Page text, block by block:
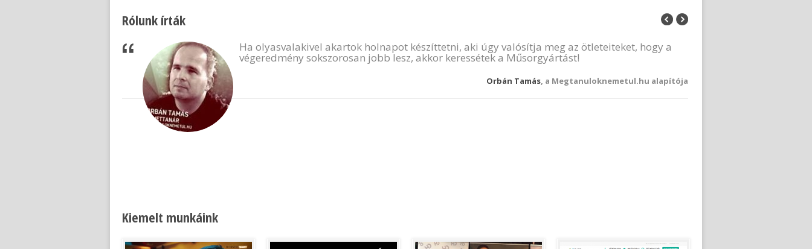
Rólunk írták
Ha olyasvalakivel akartok holnapot készíttetni, aki úgy valósítja meg az ötleteiteket, hogy a
végeredmény sokszorosan jobb lesz, akkor keressétek a Műsorgyártást!
Orbán Tamás , a Megtanuloknemetul.hu alapítója
Kiemelt munkáink